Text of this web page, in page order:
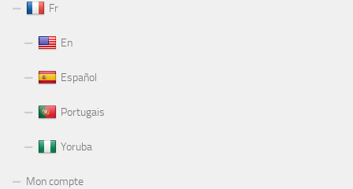
Fr
En
Español
Portugais
Yoruba
Mon compte